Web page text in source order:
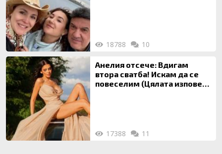
18788 10
Анелия отсече: Вдигам
втора сватба! Искам да се
повеселим (Цялата изповед
17388 11